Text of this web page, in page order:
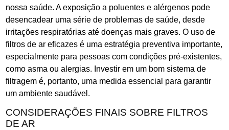
nossa saúde. A exposição a poluentes e alérgenos pode
desencadear uma série de problemas de saúde, desde
irritações respiratórias até doenças mais graves. O uso de
filtros de ar eficazes é uma estratégia preventiva importante,
especialmente para pessoas com condições pré-existentes,
como asma ou alergias. Investir em um bom sistema de
filtragem é, portanto, uma medida essencial para garantir
um ambiente saudável.
CONSIDERAÇÕES FINAIS SOBRE FILTROS
DE AR